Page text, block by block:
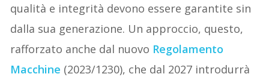
qualità e integrità devono essere garantite sin
dalla sua generazione. Un approccio, questo,
rafforzato anche dal nuovo Regolamento
Macchine (2023/1230), che dal 2027 introdurrà